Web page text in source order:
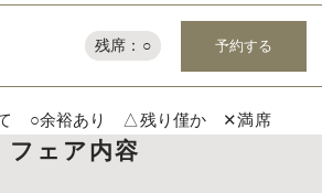
残席：○ 予約する
て ○余裕あり △残り僅か ✕満席
フェア内容